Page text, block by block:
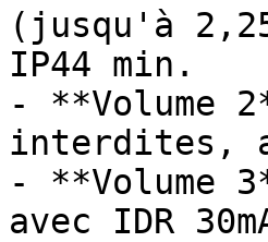
(jusqu'à
IP44 min.
- **Volume
interdites,
- **Volume
avec IDR